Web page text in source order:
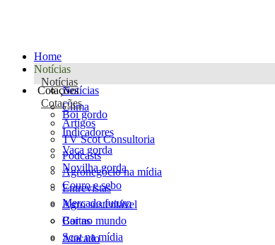
Home
Notícias
Notícias
Notícias
Clima
Artigos
TV Scot Consultoria
Podcasts
Agronegócio na mídia
Entrevistas
Agro sustentável
Cartas
Scot na mídia
Cotações
Cotações
Boi gordo
Indicadores
Vaca gorda
Novilha gorda
Couro e sebo
Mercado futuro
Boi no mundo
Atacado